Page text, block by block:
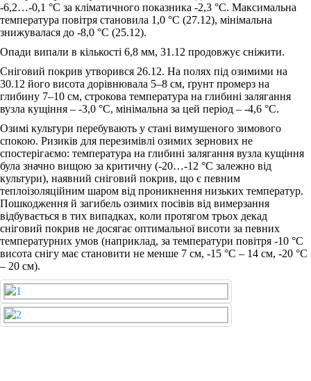
-6,2…-0,1 °С за кліматичного показника -2,3 °С. Максимальна
температура повітря становила 1,0 °С (27.12), мінімальна
знижувалася до -8,0 °С (25.12).
Опади випали в кількості 6,8 мм, 31.12 продовжує сніжити.
Сніговий покрив утворився 26.12. На полях під озимими на
30.12 його висота дорівнювала 5‒8 см, ґрунт промерз на
глибину 7‒10 см, строкова температура на глибині залягання
вузла кущіння ‒ -3,0 °С, мінімальна за цей період ‒ -4,6 °С.
Озимі культури перебувають у стані вимушеного зимового
спокою. Ризиків для перезимівлі озимих зернових не
спостерігаємо: температура на глибині залягання вузла кущіння
була значно вищою за критичну (-20…-12 °С залежно від
культури), наявний сніговий покрив, що є певним
теплоізоляційним шаром від проникнення низьких температур.
Пошкодження й загибель озимих посівів від вимерзання
відбувається в тих випадках, коли протягом трьох декад
сніговий покрив не досягає оптимальної висоти за певних
температурних умов (наприклад, за температури повітря -10 °С
висота снігу має становити не менше 7 см, -15 °С ‒ 14 см, -20 °С
‒ 20 см).